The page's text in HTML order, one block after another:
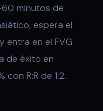
minutos de
espera el
entra en el FVG
de éxito en
R:R de 1:2.